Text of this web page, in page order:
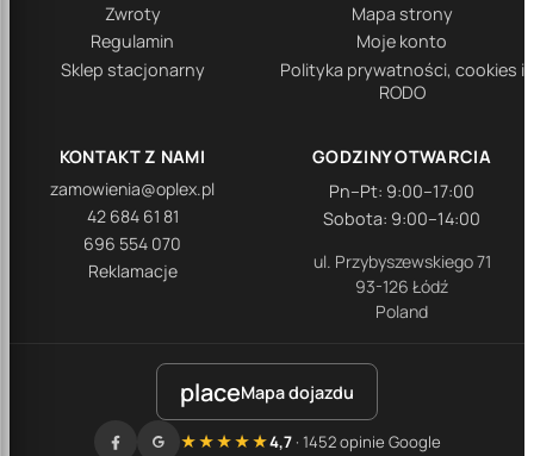
Zwroty
Regulamin
Sklep stacjonarny
Mapa strony
Moje konto
Polityka prywatności, cookies i
RODO
KONTAKT Z NAMI
zamowienia@oplex.pl
42 684 61 81
696 554 070
Reklamacje
GODZINY OTWARCIA
Pn–Pt: 9:00–17:00
Sobota: 9:00–14:00
ul. Przybyszewskiego 71
93-126 Łódź
Poland
placeMapa dojazdu
★★★★★4,7· 1452 opinie Google